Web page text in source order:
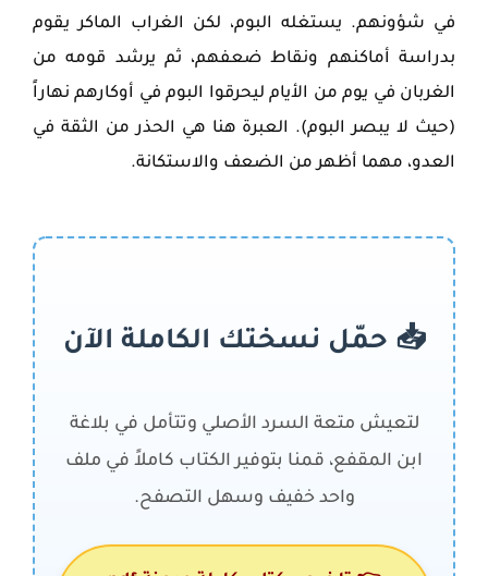
في شؤونهم. يستغله البوم، لكن الغراب الماكر يقوم
بدراسة أماكنهم ونقاط ضعفهم، ثم يرشد قومه من
الغربان في يوم من الأيام ليحرقوا البوم في أوكارهم نهاراً
(حيث لا يبصر البوم). العبرة هنا هي الحذر من الثقة في
العدو، مهما أظهر من الضعف والاستكانة.
📥 حمّل نسختك الكاملة الآن
لتعيش متعة السرد الأصلي وتتأمل في بلاغة
ابن المقفع، قمنا بتوفير الكتاب كاملاً في ملف
واحد خفيف وسهل التصفح.